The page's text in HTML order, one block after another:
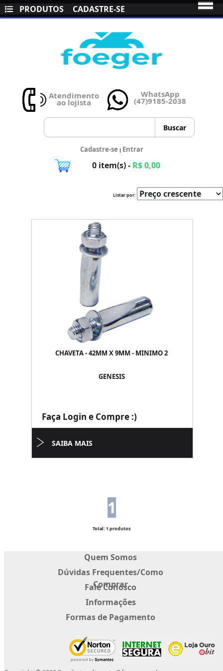
PRODUTOS CADASTRE-SE
Atendimento
ao lojista
WhatsApp
(47)9185-2038
Cadastre-se | Entrar
0 item(s) - R$ 0,00
Listar por:
CHAVETA - 42MM X 9MM - MINIMO 2
GENESIS
Faça Login e Compre :)
SAIBA MAIS
1
Total: 1 produtos
Quem Somos
Dúvidas Frequentes/Como
Comprar
Fale Conosco
Informações
Formas de Pagamento